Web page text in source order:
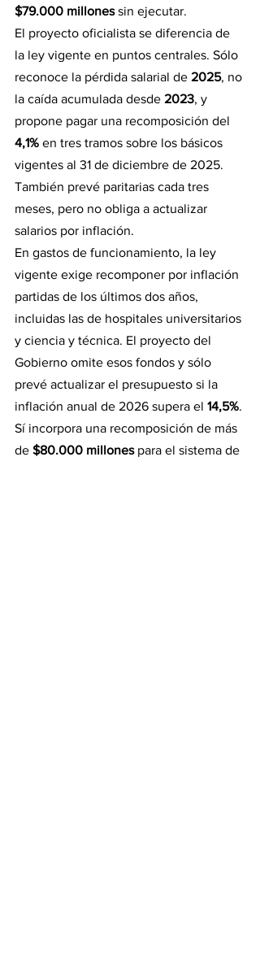
$79.000 millones sin ejecutar.
El proyecto oficialista se diferencia de
la ley vigente en puntos centrales. Sólo
reconoce la pérdida salarial de 2025, no
la caída acumulada desde 2023, y
propone pagar una recomposición del
4,1% en tres tramos sobre los básicos
vigentes al 31 de diciembre de 2025.
También prevé paritarias cada tres
meses, pero no obliga a actualizar
salarios por inflación.
En gastos de funcionamiento, la ley
vigente exige recomponer por inflación
partidas de los últimos dos años,
incluidas las de hospitales universitarios
y ciencia y técnica. El proyecto del
Gobierno omite esos fondos y sólo
prevé actualizar el presupuesto si la
inflación anual de 2026 supera el 14,5%.
Sí incorpora una recomposición de más
de $80.000 millones para el sistema de